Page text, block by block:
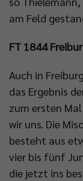
am Feld
FT 1844
Auch in
das Ergebnis
zum ersten
wir uns. Die
besteht aus
vier bis fünf
die jetzt ins